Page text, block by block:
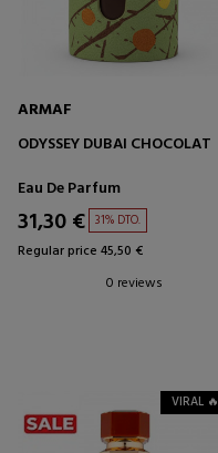
ARMAF
ODYSSEY DUBAI CHOCOLAT
Eau De Parfum
31,30 € 31% DTO.
Regular price 45,50 €
0 reviews
VIRAL 🔥